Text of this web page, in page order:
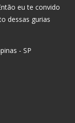
eu te convido
dessas gurias
- SP